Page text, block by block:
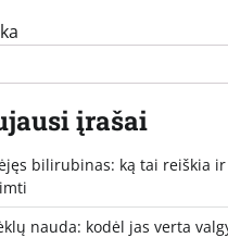
įrašai
bilirubinas: ką tai reiškia
nauda: kodėl jas verta